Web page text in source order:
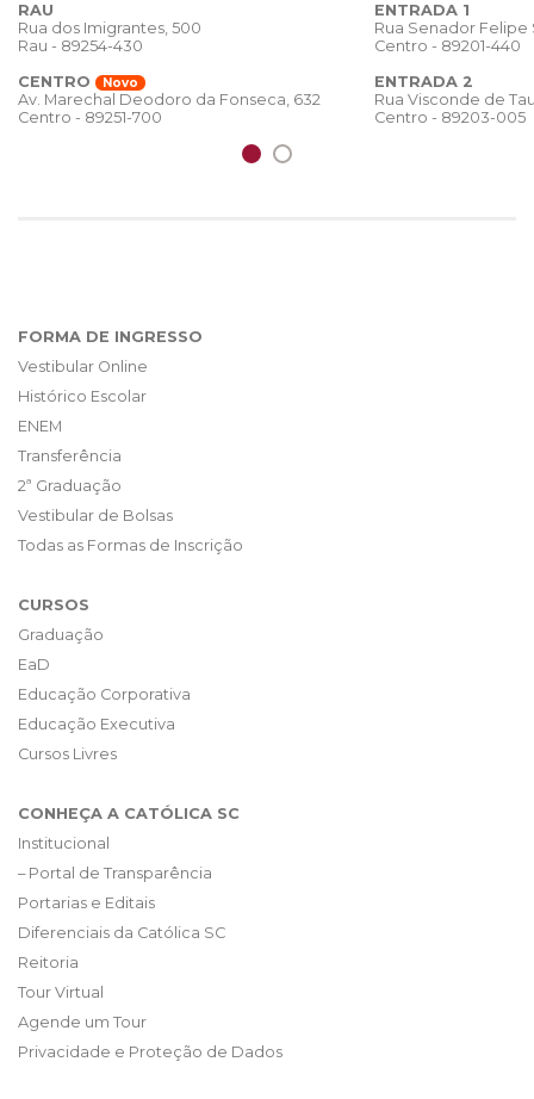
RAU
Rua dos Imigrantes, 500
Rau - 89254-430
CENTRO
Novo
Av. Marechal Deodoro da Fonseca, 632
Centro - 89251-700
ENTRADA 1
Rua Senador
Centro - 89201-440
ENTRADA 2
Rua Visconde de
Centro - 89203-005
FORMA DE INGRESSO
Vestibular Online
Histórico Escolar
ENEM
Transferência
2ª Graduação
Vestibular de Bolsas
Todas as Formas de Inscrição
CURSOS
Graduação
EaD
Educação Corporativa
Educação Executiva
Cursos Livres
CONHEÇA A CATÓLICA SC
Institucional
– Portal de Transparência
Portarias e Editais
Diferenciais da Católica SC
Reitoria
Tour Virtual
Agende um Tour
Privacidade e Proteção de Dados